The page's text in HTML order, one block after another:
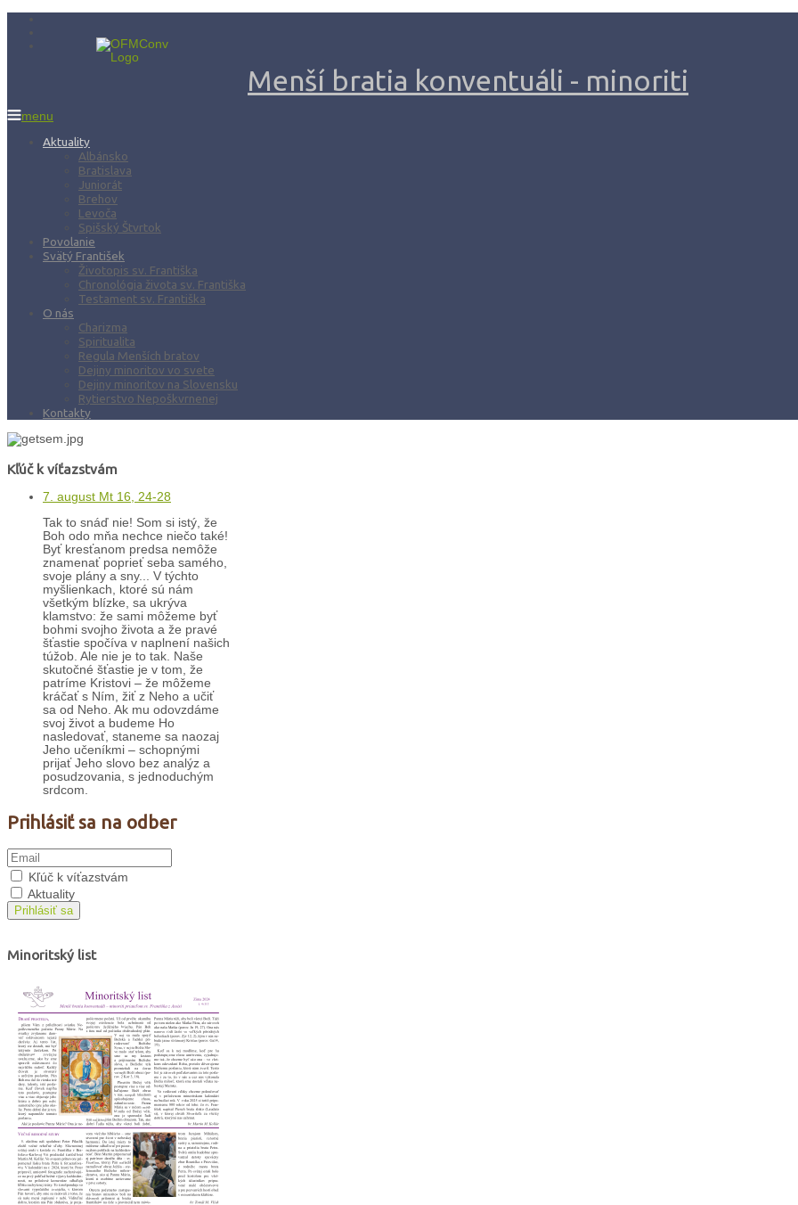
Menší bratia konventuáli - minoriti
menu
Aktuality
Albánsko
Bratislava
Juniorát
Brehov
Levoča
Spišský Štvrtok
Povolanie
Svätý František
Životopis sv. Františka
Chronológia života sv. Františka
Testament sv. Františka
O nás
Charizma
Spiritualita
Regula Menších bratov
Dejiny minoritov vo svete
Dejiny minoritov na Slovensku
Rytierstvo Nepoškvrnenej
Kontakty
Kľúč k víťazstvám
7. august Mt 16, 24-28
Tak to snáď nie! Som si istý, že
Boh odo mňa nechce niečo také!
Byť kresťanom predsa nemôže
znamenať poprieť seba samého,
svoje plány a sny... V týchto
myšlienkach, ktoré sú nám
všetkým blízke, sa ukrýva
klamstvo: že sami môžeme byť
bohmi svojho života a že pravé
šťastie spočíva v naplnení našich
túžob. Ale nie je to tak. Naše
skutočné šťastie je v tom, že
patríme Kristovi – že môžeme
kráčať s Ním, žiť z Neho a učiť
sa od Neho. Ak mu odovzdáme
svoj život a budeme Ho
nasledovať, staneme sa naozaj
Jeho učeníkmi – schopnými
prijať Jeho slovo bez analýz a
posudzovania, s jednoduchým
srdcom.
Prihlásiť sa na odber
Kľúč k víťazstvám
Aktuality
Prihlásiť sa
Minoritský list